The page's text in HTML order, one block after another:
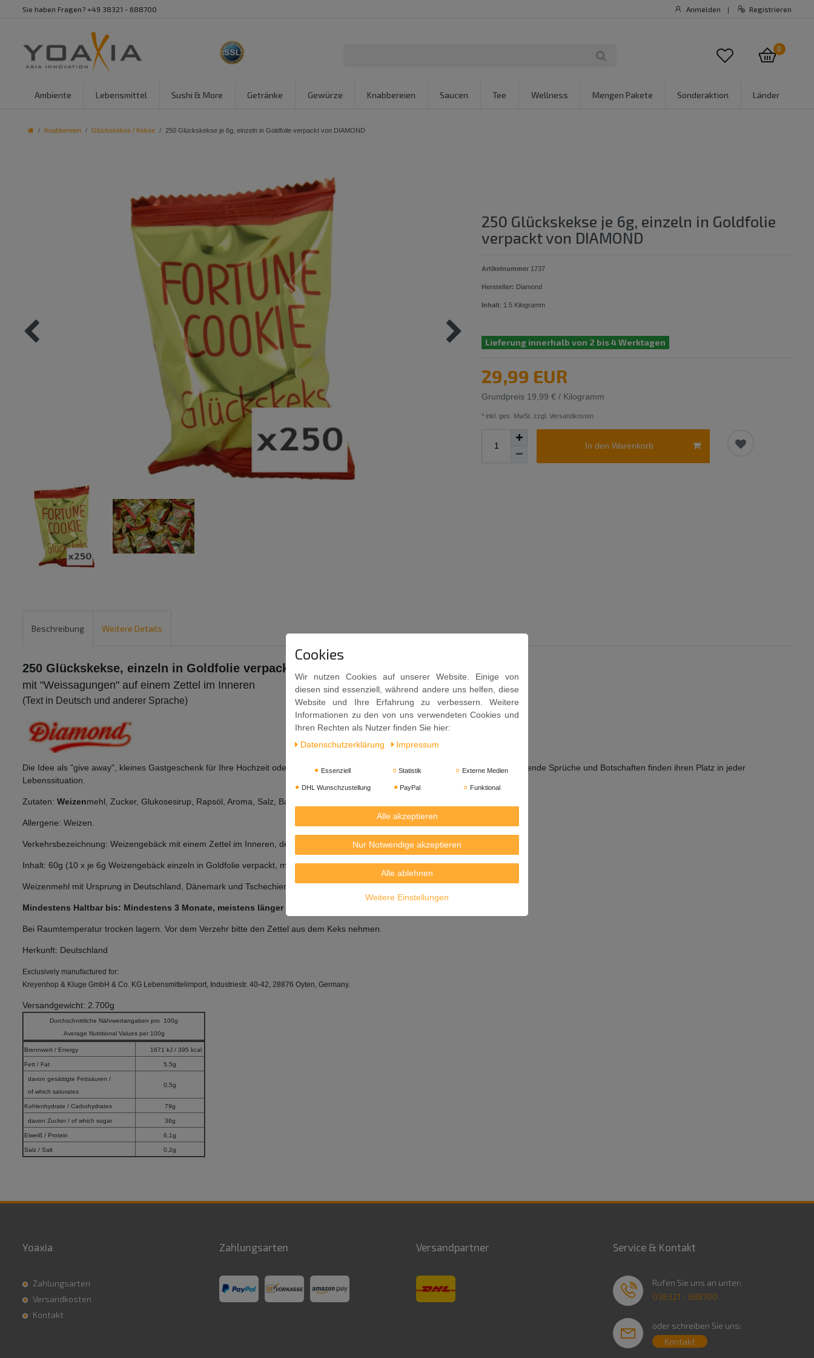
Sie haben Fragen? +49 38321 - 688700 Anmelden | Registrieren
0
Ambiente Lebensmittel Sushi & More Getränke Gewürze Knabbereien Saucen Tee Wellness Mengen Pakete Sonderaktion Länder
Knabbereien Glückskekse / Kekse 250 Glückskekse je 6g, einzeln in Goldfolie verpackt von DIAMOND
250 Glückskekse je 6g, einzeln in Goldfolie
verpackt von DIAMOND
Artikelnummer 1737
Hersteller: Diamond
Inhalt: 1.5 Kilogramm
Lieferung innerhalb von 2 bis 4 Werktagen
29,99 EUR
Grundpreis 19,99 € / Kilogramm
* inkl. ges. MwSt. zzgl. Versandkosten
In den Warenkorb
Beschreibung Weitere Details
250 Glückskekse, einzeln in Goldfolie verpackt, je 6g = 1.500g
mit "Weissagungen" auf einem Zettel im Inneren
(Text in Deutsch und anderer Sprache)
Die Idee als "give away", kleines Gastgeschenk für Ihre Hochzeit oder als Besonderheit bei der nächsten Geburtstagsparty. Inspirierende Sprüche und Botschaften finden ihren Platz in jeder
Lebenssituation.
Zutaten: Weizenmehl, Zucker, Glukosesirup, Rapsöl, Aroma, Salz, Backtriebmittel: Natriumcarbonate.
Allergene: Weizen.
Verkehrsbezeichnung: Weizengebäck mit einem Zettel im Inneren, der nicht zum Verzehr geeignet ist.
Inhalt: 60g (10 x je 6g Weizengebäck einzeln in Goldfolie verpackt, mit einem Zettel im Inneren, der nicht zum Verzehr geeignet ist)
Weizenmehl mit Ursprung in Deutschland, Dänemark und Tschechien.
Mindestens Haltbar bis: Mindestens 3 Monate, meistens länger - immer laufend frisch.
Bei Raumtemperatur trocken lagern. Vor dem Verzehr bitte den Zettel aus dem Keks nehmen.
Herkunft: Deutschland
Exclusively manufactured for:
Kreyenhop & Kluge GmbH & Co. KG Lebensmittelimport, Industriestr. 40-42, 28876 Oyten, Germany.
Versandgewicht: 2.700g
Durchschnittliche Nährwertangaben pro 100g
Average Nutritional Values per 100g
Brennwert / Energy 1671 kJ / 395 kcal
Fett / Fat 5,5g
davon gesättigte Fettsäuren /
of which saturates
0,5g
Kohlenhydrate / Carbohydrates 79g
davon Zucker / of which sugar 36g
Eiweiß / Protein 6,1g
Salz / Salt 0,2g
Yoaxia
Zahlungsarten
Versandkosten
Kontakt
Zahlungsarten Versandpartner Service & Kontakt
Rufen Sie uns an unter:
038321 - 688700
oder schreiben Sie uns:
Kontakt
Cookies
Wir nutzen Cookies auf unserer Website. Einige von
diesen sind essenziell, während andere uns helfen, diese
Website und Ihre Erfahrung zu verbessern. Weitere
Informationen zu den von uns verwendeten Cookies und
Ihren Rechten als Nutzer finden Sie hier:
Daten­schutz­erklärung
Impressum
Essenziell Statistik Externe Medien
DHL Wunschzustellung PayPal Funktional
Alle akzeptieren
Nur Notwendige akzeptieren
Alle ablehnen
Weitere Einstellungen